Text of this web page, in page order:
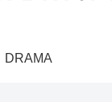
DRAMA